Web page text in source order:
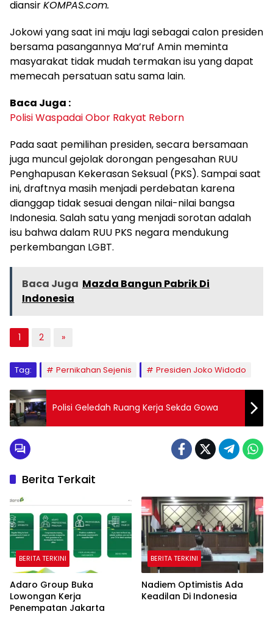
diansirKOMPAS.com.
Jokowi yang saat ini maju lagi sebagai calon presiden
bersama pasangannya Ma’ruf Amin meminta
masyarakat tidak mudah termakan isu yang dapat
memecah persatuan satu sama lain.
Baca Juga :
Polisi Waspadai Obor Rakyat Reborn
Pada saat pemilihan presiden, secara bersamaan
juga muncul gejolak dorongan pengesahan RUU
Penghapusan Kekerasan Seksual (PKS). Sampai saat
ini, draftnya masih menjadi perdebatan karena
dianggap tidak sesuai dengan nilai-nilai bangsa
Indonesia. Salah satu yang menjadi sorotan adalah
isu bahwa dalam RUU PKS negara mendukung
perkembangan LGBT.
Baca Juga Mazda Bangun Pabrik Di
Indonesia
1 2 »
Tag: Pernikahan Sejenis Presiden Joko Widodo
Polisi Geledah Ruang Kerja Sekda Gowa
Berita Terkait
BERITA TERKINI
Adaro Group Buka
Lowongan Kerja
Penempatan Jakarta
BERITA TERKINI
Nadiem Optimistis Ada
Keadilan Di Indonesia